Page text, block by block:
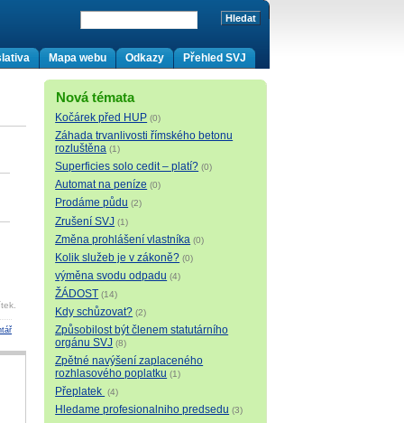
Přehled SVJ
Odkazy
Mapa webu
Nová témata
Kočárek před HUP (0)
Záhada trvanlivosti římského betonu
rozluštěna (1)
Superficies solo cedit – platí? (0)
Automat na peníze (0)
Prodáme půdu (2)
Zrušení SVJ (1)
Změna prohlášení vlastníka (0)
Kolik služeb je v zákoně? (0)
výměna svodu odpadu (4)
ŽÁDOST (14)
Kdy schůzovat? (2)
Způsobilost být členem statutárního
orgánu SVJ (8)
Zpětné navýšení zaplaceného
rozhlasového poplatku (1)
Přeplatek (4)
Hledame profesionalniho predsedu (3)